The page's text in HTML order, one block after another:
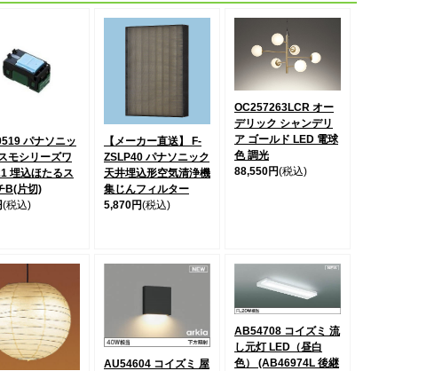
パナソニッ
モシリーズワ
埋込ほたるス
B(片切)
(税込)
【メーカー直送】 F-
ZSLP40 パナソニック
天井埋込形空気清浄機
集じんフィルター
5,870円(税込)
OC257263LCR オー
デリック シャンデリ
ア ゴールド LED 電球
色 調光
88,550円(税込)
AU54604 コイズミ 屋
AB54708 コイズミ 流
し元灯 LED（昼白
色） (AB46974L 後継